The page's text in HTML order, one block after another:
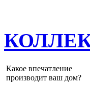
Какое впечатление
производит ваш дом?